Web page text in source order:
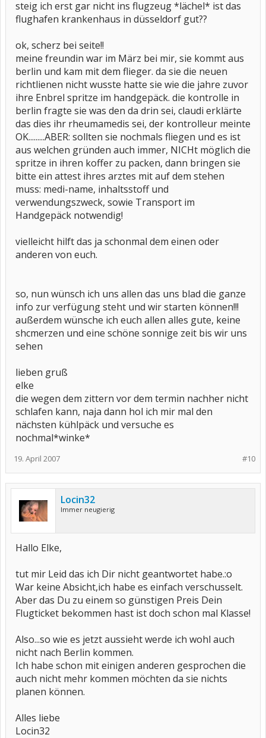
steig ich erst gar nicht ins flugzeug *lächel* ist das
flughafen krankenhaus in düsseldorf gut??
ok, scherz bei seite!!
meine freundin war im März bei mir, sie kommt aus
berlin und kam mit dem flieger. da sie die neuen
richtlienen nicht wusste hatte sie wie die jahre zuvor
ihre Enbrel spritze im handgepäck. die kontrolle in
berlin fragte sie was den da drin sei, claudi erklärte
das dies ihr rheumamedis sei, der kontrolleur meinte
OK.........ABER: sollten sie nochmals fliegen und es ist
aus welchen gründen auch immer, NICHt möglich die
spritze in ihren koffer zu packen, dann bringen sie
bitte ein attest ihres arztes mit auf dem stehen
muss: medi-name, inhaltsstoff und
verwendungszweck, sowie Transport im
Handgepäck notwendig!
vielleicht hilft das ja schonmal dem einen oder
anderen von euch.
so, nun wünsch ich uns allen das uns blad die ganze
info zur verfügung steht und wir starten können!!!
außerdem wünsche ich euch allen alles gute, keine
shcmerzen und eine schöne sonnige zeit bis wir uns
sehen
lieben gruß
elke
die wegen dem zittern vor dem termin nachher nicht
schlafen kann, naja dann hol ich mir mal den
nächsten kühlpäck und versuche es
nochmal*winke*
#10
19. April 2007
Locin32
Immer neugierig
Hallo Elke,
tut mir Leid das ich Dir nicht geantwortet habe.:o
War keine Absicht,ich habe es einfach verschusselt.
Aber das Du zu einem so günstigen Preis Dein
Flugticket bekommen hast ist doch schon mal Klasse!
Also...so wie es jetzt aussieht werde ich wohl auch
nicht nach Berlin kommen.
Ich habe schon mit einigen anderen gesprochen die
auch nicht mehr kommen möchten da sie nichts
planen können.
Alles liebe
Locin32